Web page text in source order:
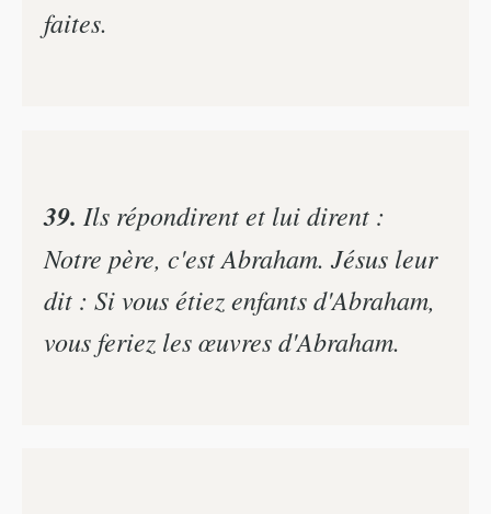
faites.
39. Ils répondirent et lui dirent :
Notre père, c'est Abraham. Jésus leur
dit : Si vous étiez enfants d'Abraham,
vous feriez les œuvres d'Abraham.